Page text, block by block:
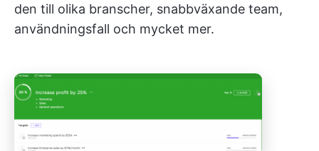
den till olika branscher, snabbväxande team,
användningsfall och mycket mer.